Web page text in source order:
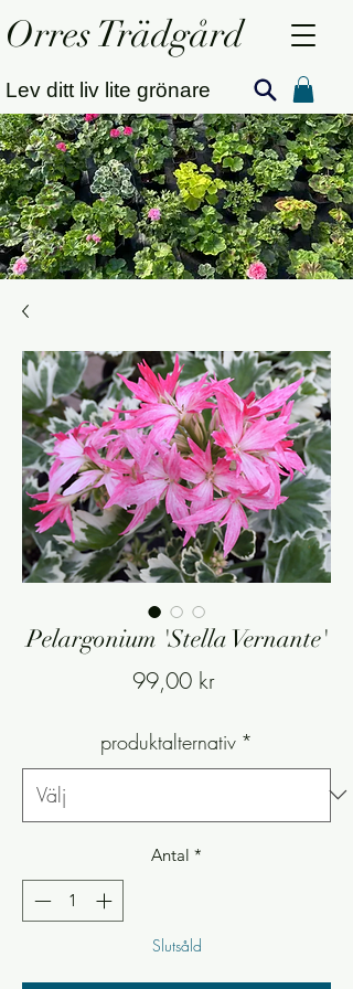
Lev ditt liv lite grönare
Orres Trädgård
Pelargonium 'Stella Vernante'
99,00 krPris
produktalternativ *
Antal *
Slutsåld